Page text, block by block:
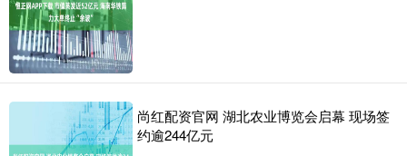
尚红配资官网 湖北农业博览会启幕 现场签
约逾244亿元